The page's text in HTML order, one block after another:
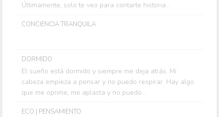
Últimamente, solo te veo para contarte historia...
CONCIENCIA TRANQUILA
DORMIDO
El sueño está dormido y siempre me deja atrás. Mi
cabeza empieza a pensar y no puedo respirar. Hay algo
que me oprime, me aplasta y no puedo...
ECO | PENSAMIENTO